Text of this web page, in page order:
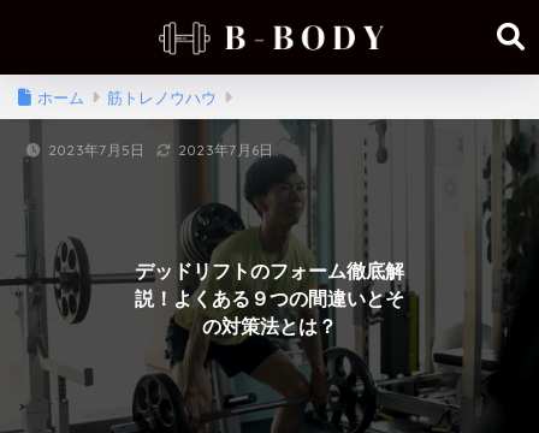
ホーム 筋トレノウハウ
デッドリフトのフォーム徹底解
説！よくある９つの間違いとそ
の対策法とは？
2023年7月5日 2023年7月6日